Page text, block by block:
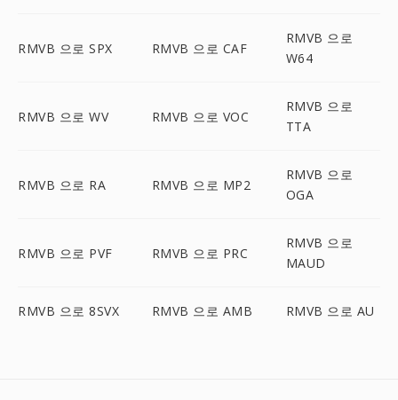
RMVB 으로 SPX RMVB 으로 CAF
RMVB 으로
W64
RMVB 으로 WV RMVB 으로 VOC
RMVB 으로
TTA
RMVB 으로 RA RMVB 으로 MP2
RMVB 으로
OGA
RMVB 으로 PVF RMVB 으로 PRC
RMVB 으로
MAUD
RMVB 으로 8SVX RMVB 으로 AMB RMVB 으로 AU